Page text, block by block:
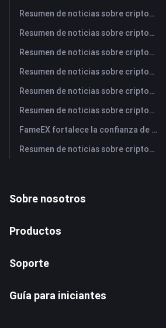
Resumen de noticias sobre criptomonedas de FameEX de hoy | 5 de agosto de 2026
Resumen de noticias sobre criptomonedas de FameEX de hoy | 4 de agosto de 2026
Resumen de noticias sobre criptomonedas de FameEX de hoy | 3 de agosto de 2026
Resumen de noticias sobre criptomonedas de FameEX de hoy | 31 de julio de 2026
Resumen de noticias sobre criptomonedas de FameEX de hoy | 30 de julio de 2026
Resumen de noticias sobre criptomonedas de FameEX de hoy | 29 de julio de 2026
FameEX fortalece la confianza de los usuarios a través de ocho años de operaciones estables y crecimiento global
Resumen de noticias sobre criptomonedas de FameEX de hoy | 28 de julio de 2026
Sobre nosotros
Productos
Soporte
Guía para iniciantes